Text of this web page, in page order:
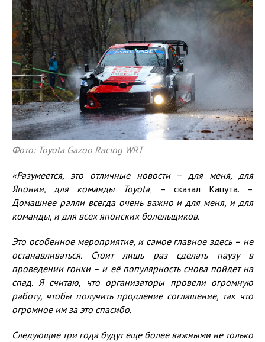
Фото: Toyota Gazoo Racing WRT
«Разумеется, это отличные новости – для меня, для
Японии, для команды Toyota, – сказал Кацута. –
Домашнее ралли всегда очень важно и для меня, и для
команды, и для всех японских болельщиков.
Это особенное мероприятие, и самое главное здесь – не
останавливаться. Стоит лишь раз сделать паузу в
проведении гонки – и её популярность снова пойдет на
спад.Я считаю, что организаторы провели огромную
работу, чтобы получить продление соглашение, так что
огромное им за это спасибо.
Следующие три года будут еще более важными не только